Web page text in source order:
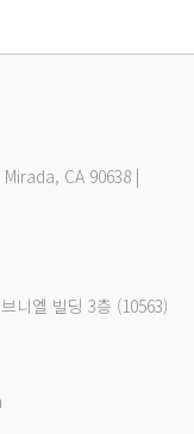
CA 90638 |
니엘 빌딩 3층 (10563)